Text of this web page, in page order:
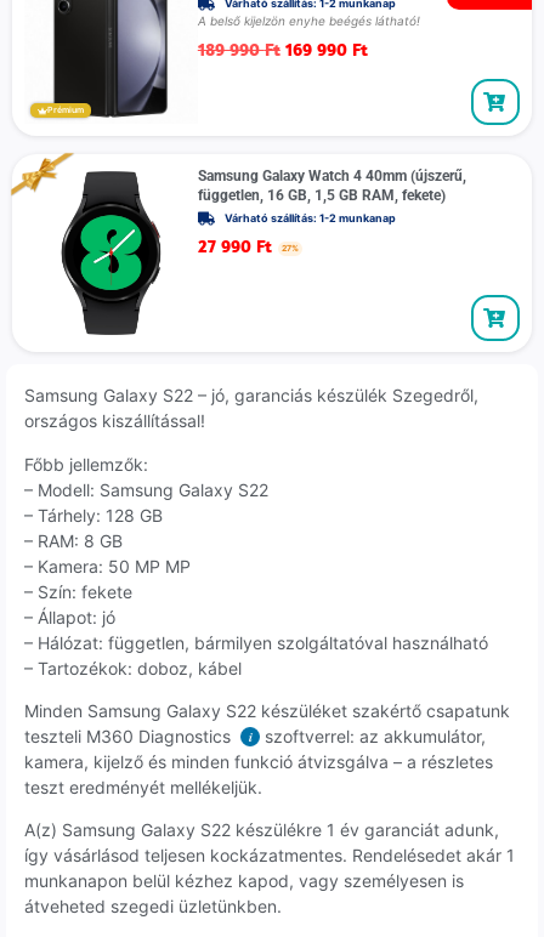
Prémium
A belső kijelzön enyhe beégés látható!
189 990Ft 169 990 Ft
Samsung Galaxy Watch 4 40mm (újszerű,
független, 16 GB, 1,5 GB RAM, fekete)
Várható szállítás: 1-2 munkanap
27 990 Ft 27%
Samsung Galaxy S22 – jó, garanciás készülék Szegedről,
országos kiszállítással!
Főbb jellemzők:
– Modell: Samsung Galaxy S22
– Tárhely: 128 GB
– RAM: 8 GB
– Kamera: 50 MP MP
– Szín: fekete
– Állapot: jó
– Hálózat: független, bármilyen szolgáltatóval használható
– Tartozékok: doboz, kábel
Minden Samsung Galaxy S22 készüléket szakértő csapatunk
teszteli M360 Diagnostics
i
szoftverrel: az akkumulátor,
kamera, kijelző és minden funkció átvizsgálva – a részletes
teszt eredményét mellékeljük.
A(z) Samsung Galaxy S22 készülékre 1 év garanciát adunk,
így vásárlásod teljesen kockázatmentes. Rendelésedet akár 1
munkanapon belül kézhez kapod, vagy személyesen is
átveheted szegedi üzletünkben.